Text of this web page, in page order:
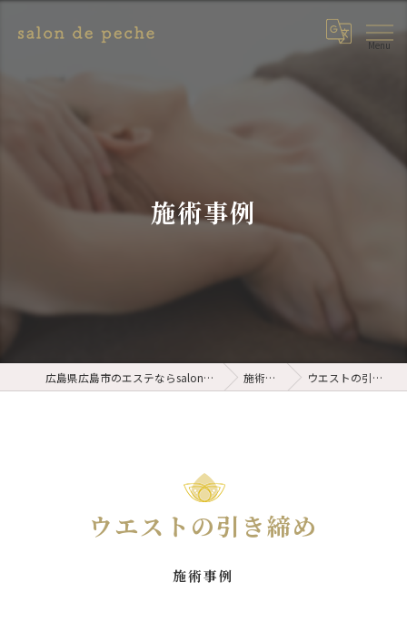
施術事例
広島県広島市のエステならsalon de peche 施術事例 ウエストの引き締め
施術事例
ウエストの引き締め